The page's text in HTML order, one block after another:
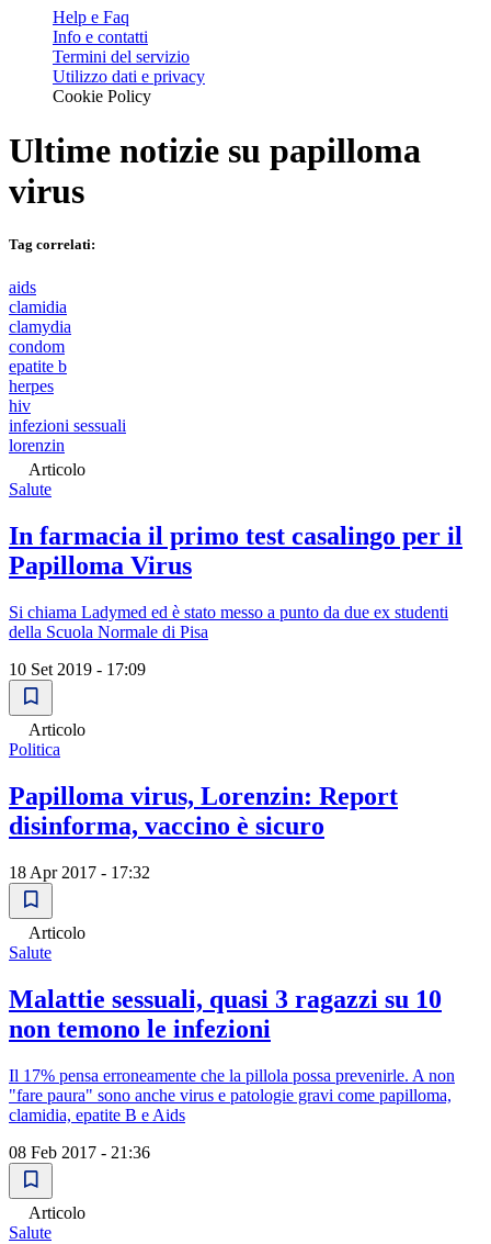
Help e Faq
Info e contatti
Termini del servizio
Utilizzo dati e privacy
Cookie Policy
Ultime notizie su papilloma
virus
Tag correlati:
aids
clamidia
clamydia
condom
epatite b
herpes
hiv
infezioni sessuali
lorenzin
Articolo
Salute
In farmacia il primo test casalingo per il
Papilloma Virus
Si chiama Ladymed ed è stato messo a punto da due ex studenti
della Scuola Normale di Pisa
10 Set 2019 - 17:09
Articolo
Politica
Papilloma virus, Lorenzin: Report
disinforma, vaccino è sicuro
18 Apr 2017 - 17:32
Articolo
Salute
Malattie sessuali, quasi 3 ragazzi su 10
non temono le infezioni
Il 17% pensa erroneamente che la pillola possa prevenirle. A non
"fare paura" sono anche virus e patologie gravi come papilloma,
clamidia, epatite B e Aids
08 Feb 2017 - 21:36
Articolo
Salute